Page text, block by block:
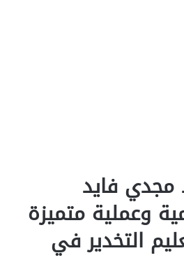
مجدي فايد
وعملية متميزة
التخدير في